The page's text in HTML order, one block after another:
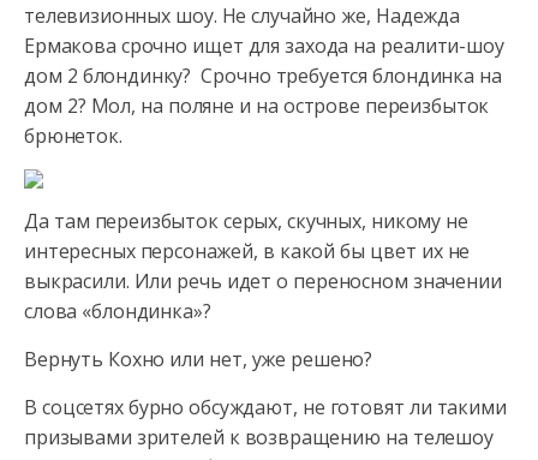
телевизионных шоу. Не случайно же, Надежда
Ермакова срочно ищет для захода на реалити-шоу
дом 2 блондинку? Срочно требуется блондинка на
дом 2? Мол, на поляне и на острове переизбыток
брюнеток.
Да там переизбыток серых, скучных, никому не
интересных персонажей, в какой бы цвет их не
выкрасили. Или речь идет о переносном значении
слова «блондинка»?
Вернуть Кохно или нет, уже решено?
В соцсетях бурно обсуждают, не готовят ли такими
призывами зрителей к возвращению на телешоу